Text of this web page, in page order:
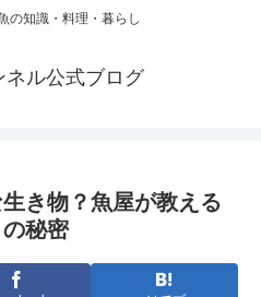
の知識・料理・暮らし
ネル公式ブログ
き物？魚屋が教える
秘密